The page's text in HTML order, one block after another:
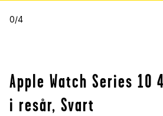
0/4
Apple Watch Series 10
i resår, Svart